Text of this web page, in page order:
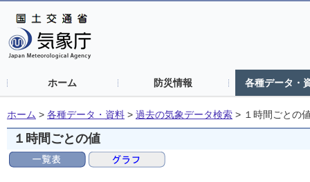
ホーム 防災情報 各種データ・
ホーム > 各種データ・資料 > 過去の気象データ検索 > １時間ごとの
１時間ごとの値